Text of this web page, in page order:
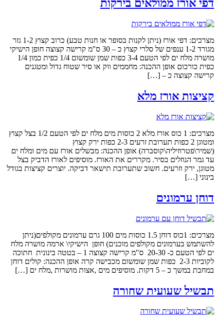
דפי אורז ממולאים בירקות
מצרכים: דפי אורז (ניתן לקנות בסופר או חנות טבע) כרוב קצוץ 1-2 גזר
מגורד 1-2 ענפים של סלרי קצוץ כ – 30 ס"מ קרישה קצוצה חופן הישיקי
מושרה מלח ים לפי הטעם 3-4 כפות שמן שומשום 1/4 כפית כמון 1/4
כפית כורכום אופן ההכנה: מחממים ווק או סיר שטוח גדול ומטגנים
קרישה קצוצה כ – […]
קציצות אורז מלא
מצרכים: 1 כוס אורז מלא 2 כוסות מים מלח ים לפי הטעם 1/2 בצל קצוץ
ומטוגן 2 כפות תערובת זרעים 2-3 כפות ירק קצוץ
(שמיר\פטרוזיליה\קוסברה) אופן ההכנה: מבשלים אורז עם מים ומלח ים
עד גמר הנוזלים בסיר. מקררים את האורז. מוסיפים לאורז הדביק בצל
מטוגן, ירק וזרעים. חשוב שתערובת תישאר דביקה. יוצרים קציצות בגודל
בינוני […]
דוחן ערמונים
מצרכים: 1כוס דוחן 1.5 כוסות מים 100 גרם ערמונים מקולפים(ניתן
להשתמש בערמונים מקולפים מוכנים) חופן הישיקי\ ארמה מושרה מלח
ים לפי הטעם כ- 20-30 ס"מ קרישה קצוצה 1 – בטטה בינונית חתוכה
לקוביות 2-3 כפות שמן שומשום מכבישה קרה אופן ההכנה: קולים דוחן
במחבת במשך כ – 5 דקות. מוסיפים מים ,אצות מושרות ,מלח ים […]
תבשיל שעועית שחורה